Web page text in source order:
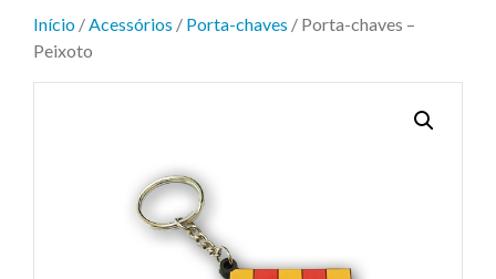
Início /Acessórios / Porta-chaves / Porta-chaves –
Peixoto